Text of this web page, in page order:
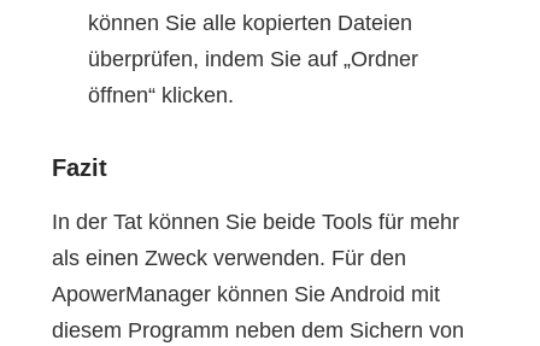
können Sie alle kopierten Dateien
überprüfen, indem Sie auf „Ordner
öffnen“ klicken.
Fazit
In der Tat können Sie beide Tools für mehr
als einen Zweck verwenden. Für den
ApowerManager können Sie Android mit
diesem Programm neben dem Sichern von